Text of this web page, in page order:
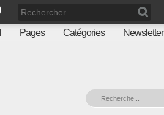
Pages Catégories Newsletter